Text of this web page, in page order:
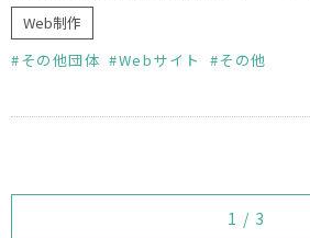
Web制作
その他団体
Webサイト
その他
1 / 3